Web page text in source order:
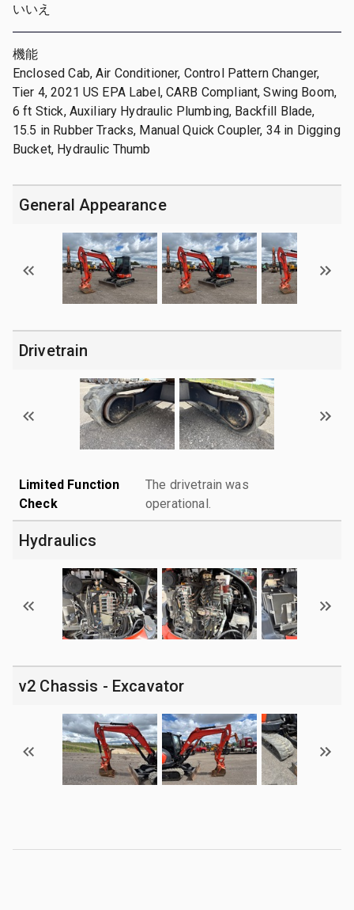
いいえ
機能
Enclosed Cab, Air Conditioner, Control Pattern Changer,
Tier 4, 2021 US EPA Label, CARB Compliant, Swing Boom,
6 ft Stick, Auxiliary Hydraulic Plumbing, Backfill Blade,
15.5 in Rubber Tracks, Manual Quick Coupler, 34 in Digging
Bucket, Hydraulic Thumb
General Appearance
Drivetrain
Limited Function
Check
The drivetrain was
operational.
Hydraulics
v2 Chassis - Excavator